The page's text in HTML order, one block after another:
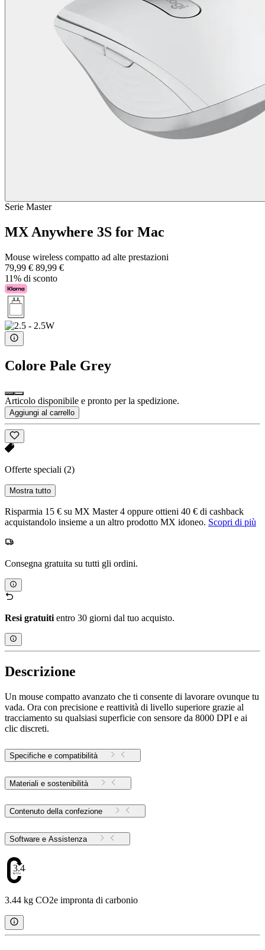
Serie Master
MX Anywhere 3S for Mac
Mouse wireless compatto ad alte prestazioni
79,99 € 89,99 €
11% di sconto
Colore Pale Grey
Articolo disponibile e pronto per la spedizione.
Aggiungi al carrello
Offerte speciali (2)
Mostra tutto
Risparmia 15 € su MX Master 4 oppure ottieni 40 € di cashback
acquistandolo insieme a un altro prodotto MX idoneo. Scopri di più
Consegna gratuita su tutti gli ordini.
Resi gratuiti entro 30 giorni dal tuo acquisto.
Descrizione
Un mouse compatto avanzato che ti consente di lavorare ovunque tu
vada. Ora con precisione e reattività di livello superiore grazie al
tracciamento su qualsiasi superficie con sensore da 8000 DPI e ai
clic discreti.
Specifiche e compatibilità
Materiali e sostenibilità
Contenuto della confezione
Software e Assistenza
3.44
3.44 kg CO2e impronta di carbonio